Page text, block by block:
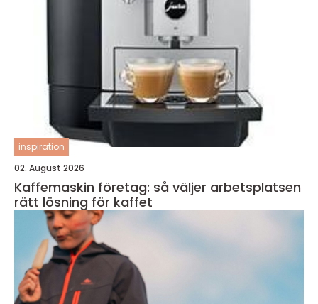
inspiration
02. August 2026
Kaffemaskin företag: så väljer arbetsplatsen
rätt lösning för kaffet